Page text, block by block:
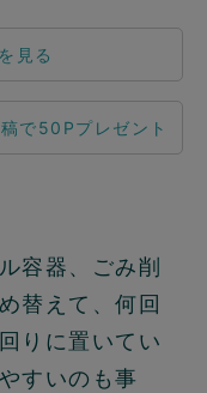
見る
容器、ごみ削
替えて、何回
りに置いてい
すいのも事